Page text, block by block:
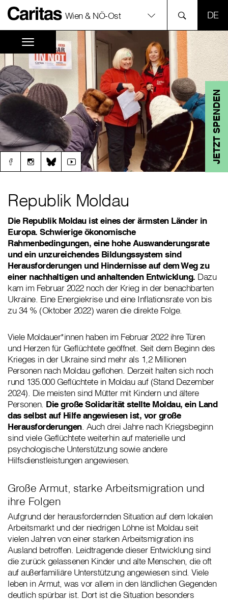
Wien & NÖ-Ost
JETZT SPENDEN
Republik Moldau
Die Republik Moldau ist eines der ärmsten Länder in
Europa. Schwierige ökonomische
Rahmenbedingungen, eine hohe Auswanderungsrate
und ein unzureichendes Bildungssystem sind
Herausforderungen und Hindernisse auf dem Weg zu
einer nachhaltigen und anhaltenden Entwicklung. Dazu
kam im Februar 2022 noch der Krieg in der benachbarten
Ukraine. Eine Energiekrise und eine Inflationsrate von bis
zu 34 % (Oktober 2022) waren die direkte Folge.
Viele Moldauer*innen haben im Februar 2022 ihre Türen
und Herzen für Geflüchtete geöffnet. Seit dem Beginn des
Krieges in der Ukraine sind mehr als 1,2 Millionen
Personen nach Moldau geflohen. Derzeit halten sich noch
rund 135.000 Geflüchtete in Moldau auf (Stand Dezember
2024). Die meisten sind Mütter mit Kindern und ältere
Personen. Die große Solidarität stellte Moldau, ein Land
das selbst auf Hilfe angewiesen ist, vor große
Herausforderungen. Auch drei Jahre nach Kriegsbeginn
sind viele Geflüchtete weiterhin auf materielle und
psychologische Unterstützung sowie andere
Hilfsdienstleistungen angewiesen.
Große Armut, starke Arbeitsmigration und
ihre Folgen
Aufgrund der herausfordernden Situation auf dem lokalen
Arbeitsmarkt und der niedrigen Löhne ist Moldau seit
vielen Jahren von einer starken Arbeitsmigration ins
Ausland betroffen. Leidtragende dieser Entwicklung sind
die zurück gelassenen Kinder und alte Menschen, die oft
auf außerfamiliäre Unterstützung angewiesen sind. Viele
leben in Armut, was vor allem in den ländlichen Gegenden
deutlich spürbar ist. Dort ist die Situation besonders